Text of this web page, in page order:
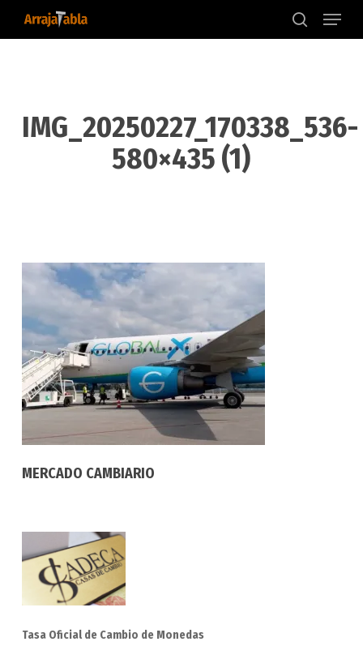
search
Menu
IMG_20250227_170338_536-
580×435 (1)
MERCADO CAMBIARIO
Tasa Oficial de Cambio de Monedas